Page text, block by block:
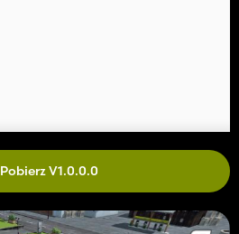
Pobierz V1.0.0.0